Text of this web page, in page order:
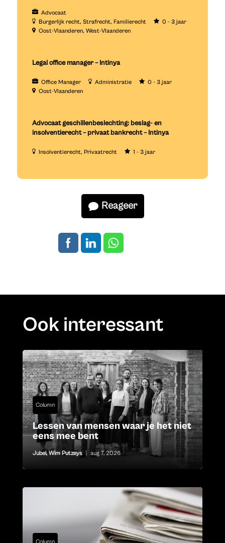
Advocaat
Burgerlijk recht Strafrecht Familierecht
0 - 3 jaar
Oost-Vlaanderen West-Vlaanderen
Legal office manager – Intinya
Office Manager Administratie
0 - 3 jaar
Oost-Vlaanderen
Advocaat geschillenbeslechting: beslag- en
insolventierecht – privaat bankrecht – Intinya
Insolventierecht Privaatrecht 1 - 3 jaar
Reageer
Ook interessant
Column
Lessen van mensen waar je het niet
eens mee bent
Jubel,Wim Putzeys | aug 7, 2026